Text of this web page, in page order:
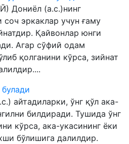
Дониёл (а.с.)нинг
эркаклар учун ғаму
Қайвонлар юнги
Агар сўфий одам
қолганини кўрса, зийнат
айтадиларки, ўнг қўл ака-
билдиради. Тушида ўнг
кўрса, ака-укасининг ёки
бўлишига далилдир.